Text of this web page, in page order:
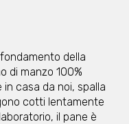
della
di manzo 100%
casa da noi, spalla
cotti lentamente
il pane è